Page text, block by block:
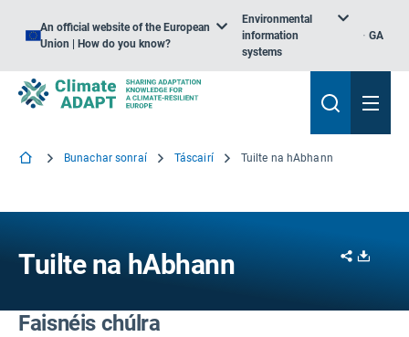
An official website of the European
Union | How do you know?
Environmental
information
systems
GA
Bunachar sonraí Táscairí Tuilte na hAbhann
Tuilte na hAbhann Share
Faisnéis chúlra